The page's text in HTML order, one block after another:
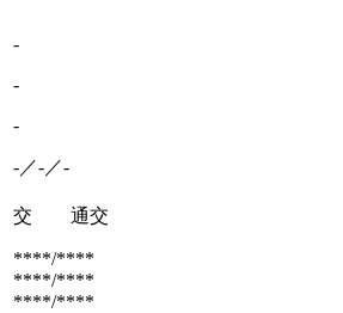
-
-
-
-／-／-
交 通交
****/****
****/****
****/****